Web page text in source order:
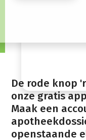
De rode knop
onze gratis
Maak een
openstaande